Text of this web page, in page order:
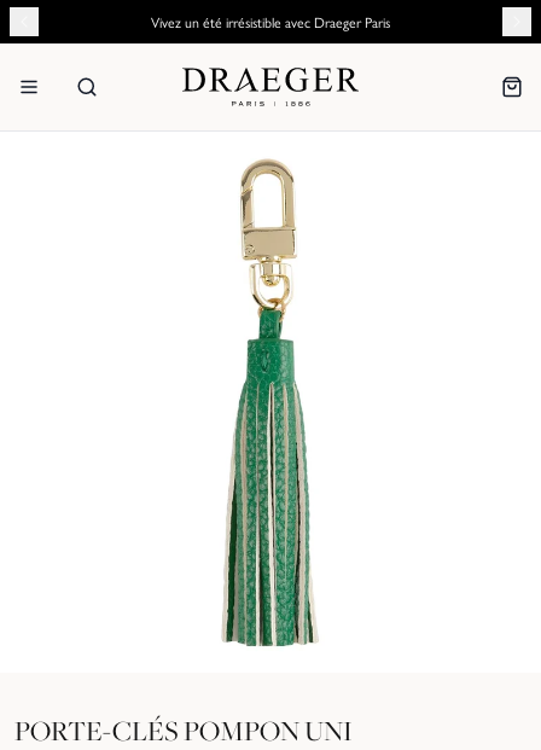
Vivez un été irrésistible avec Draeger Paris
PORTE-CLÉS POMPON UNI